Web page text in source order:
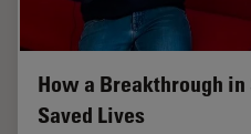
How a Breakthrough
Saved Lives